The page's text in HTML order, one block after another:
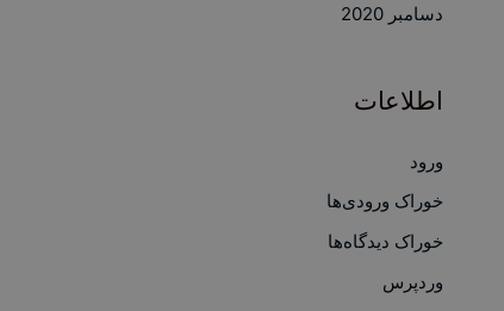
دسامبر 2020
اطلاعات
ورود
خوراک ورودی‌ها
خوراک دیدگاه‌ها
وردپرس